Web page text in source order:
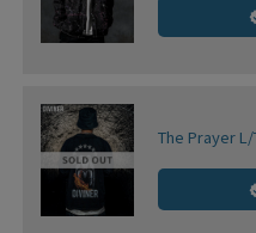
The Prayer L/